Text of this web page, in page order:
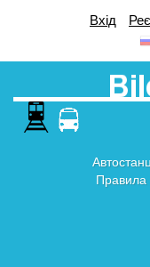
Вхід
Правила